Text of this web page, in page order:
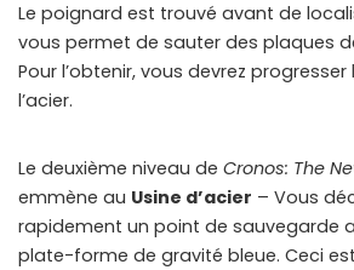
Le poignard est trouvé avant de
vous permet de sauter des plaques
Pour l’obtenir, vous devrez
l’acier.
Le deuxième niveau de Cronos: The
emmène au Usine d’acier – Vous
rapidement un point de sauvegarde
plate-forme de gravité bleue. Ceci